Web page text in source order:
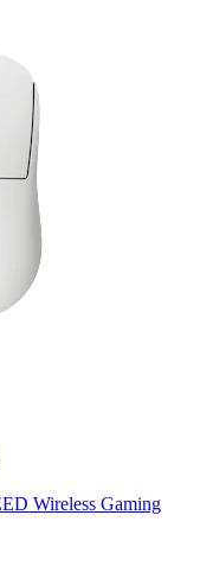
Wireless Gaming